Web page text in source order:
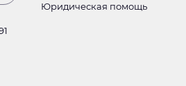
Юридическая помощь